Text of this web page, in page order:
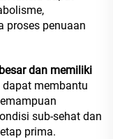
proses penuaan
dan memiliki
membantu
sub-sehat dan
prima.